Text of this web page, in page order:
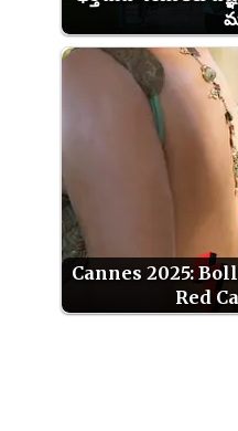
Cannes 2025:
Red